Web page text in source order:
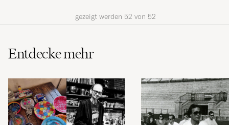
gezeigt werden 52 von 52
Entdecke mehr